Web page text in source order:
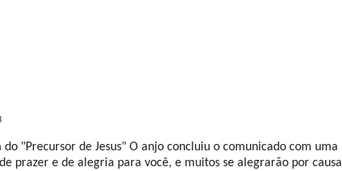
do "Precursor de Jesus" O anjo concluiu o comunicado com uma
prazer e de alegria para você, e muitos se alegrarão por causa